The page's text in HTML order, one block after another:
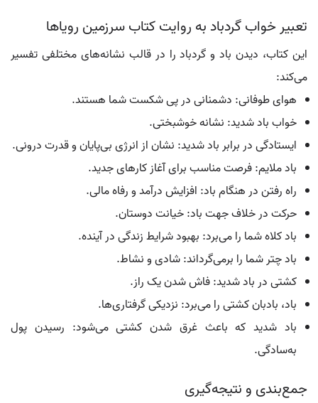
تعبیر خواب گردباد به روایت کتاب سرزمین رویاها
این کتاب، دیدن باد و گردباد را در قالب نشانه‌های مختلفی تفسیر
می‌کند:
هوای طوفانی: دشمنانی در پی شکست شما هستند.
خواب باد شدید: نشانه خوشبختی.
ایستادگی در برابر باد شدید: نشان از انرژی بی‌پایان و قدرت درونی.
باد ملایم: فرصت مناسب برای آغاز کارهای جدید.
راه رفتن در هنگام باد: افزایش درآمد و رفاه مالی.
حرکت در خلاف جهت باد: خیانت دوستان.
باد کلاه شما را می‌برد: بهبود شرایط زندگی در آینده.
باد چتر شما را برمی‌گرداند: شادی و نشاط.
کشتی در باد شدید: فاش شدن یک راز.
باد، بادبان کشتی را می‌برد: نزدیکی گرفتاری‌ها.
باد شدید که باعث غرق شدن کشتی می‌شود: رسیدن پول
به‌سادگی.
جمع‌بندی و نتیجه‌گیری